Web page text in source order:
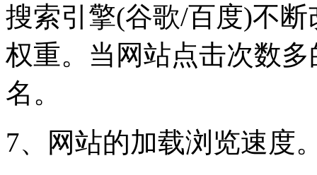
搜索引擎(谷歌/百度)不
权重。当网站点击次数
名。
7、网站的加载浏览速度